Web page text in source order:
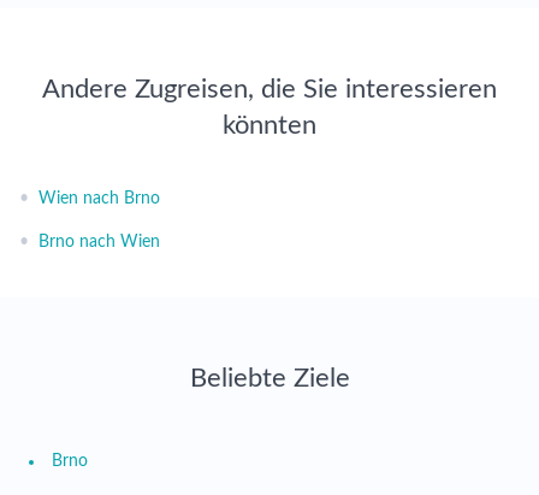
Andere Zugreisen, die Sie interessieren
könnten
• Wien nach Brno
• Brno nach Wien
Beliebte Ziele
Brno